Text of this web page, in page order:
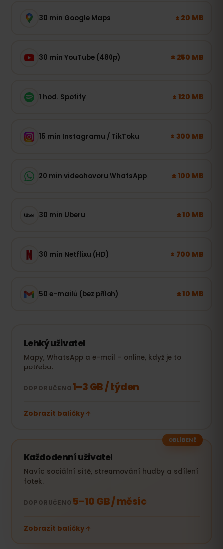
30 min Google Maps ± 20 MB
30 min YouTube (480p) ± 250 MB
1 hod. Spotify ± 120 MB
15 min Instagramu / TikToku ± 300 MB
20 min videohovoru WhatsApp ± 100 MB
30 min Uberu ± 10 MB
30 min Netflixu (HD) ± 700 MB
50 e-mailů (bez příloh) ± 10 MB
Lehký uživatel
Mapy, WhatsApp a e-mail – online, když je to
potřeba.
DOPORUČENO1–3 GB / týden
Zobrazit balíčky
OBLÍBENÉ
Každodenní uživatel
Navíc sociální sítě, streamování hudby a sdílení
fotek.
DOPORUČENO 5–10 GB / měsíc
Zobrazit balíčky